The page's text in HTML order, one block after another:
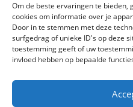
Om de beste ervaringen te bieden,
cookies om informatie over je
Door in te stemmen met deze
surfgedrag of unieke ID's op deze
toestemming geeft of uw
invloed hebben op bepaalde